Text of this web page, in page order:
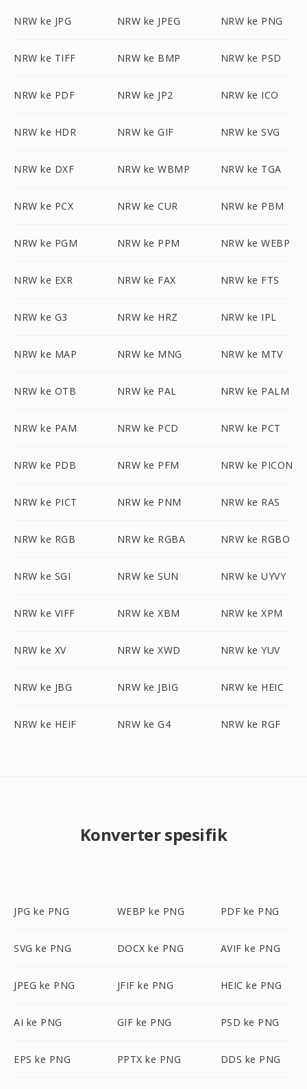
NRW ke JPG NRW ke JPEG NRW ke PNG
NRW ke TIFF NRW ke BMP NRW ke PSD
NRW ke PDF NRW ke JP2 NRW ke ICO
NRW ke HDR NRW ke GIF NRW ke SVG
NRW ke DXF NRW ke WBMP NRW ke TGA
NRW ke PCX NRW ke CUR NRW ke PBM
NRW ke PGM NRW ke PPM NRW ke WEBP
NRW ke EXR NRW ke FAX NRW ke FTS
NRW ke G3 NRW ke HRZ NRW ke IPL
NRW ke MAP NRW ke MNG NRW ke MTV
NRW ke OTB NRW ke PAL NRW ke PALM
NRW ke PAM NRW ke PCD NRW ke PCT
NRW ke PDB NRW ke PFM NRW ke PICON
NRW ke PICT NRW ke PNM NRW ke RAS
NRW ke RGB NRW ke RGBA NRW ke RGBO
NRW ke SGI NRW ke SUN NRW ke UYVY
NRW ke VIFF NRW ke XBM NRW ke XPM
NRW ke XV NRW ke XWD NRW ke YUV
NRW ke JBG NRW ke JBIG NRW ke HEIC
NRW ke HEIF NRW ke G4 NRW ke RGF
Konverter spesifik
JPG ke PNG WEBP ke PNG PDF ke PNG
SVG ke PNG DOCX ke PNG AVIF ke PNG
JPEG ke PNG JFIF ke PNG HEIC ke PNG
AI ke PNG GIF ke PNG PSD ke PNG
EPS ke PNG PPTX ke PNG DDS ke PNG